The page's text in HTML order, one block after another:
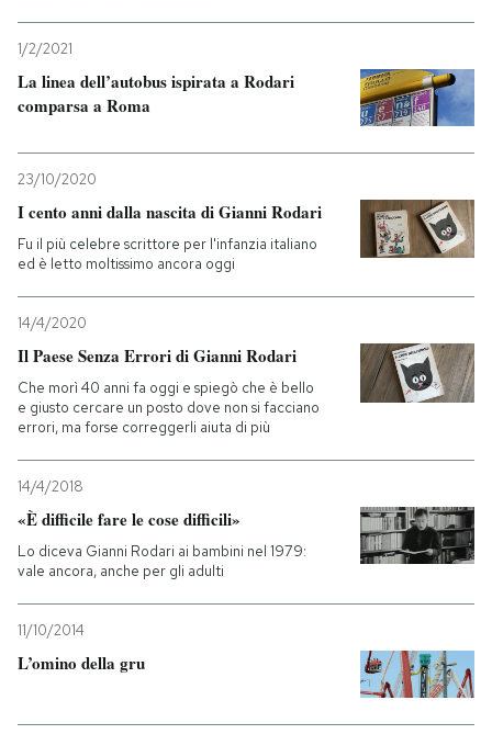
PODCAST
NEWSLETTER
I MIEI PREFERITI
SHOP
CALENDARIO
AREA PERSONALE
Entra
1/2/2021
La linea dell’autobus ispirata a Rodari
comparsa a Roma
23/10/2020
I cento anni dalla nascita di Gianni Rodari
Fu il più celebre scrittore per l'infanzia italiano
ed è letto moltissimo ancora oggi
14/4/2020
Il Paese Senza Errori di Gianni Rodari
Che morì 40 anni fa oggi e spiegò che è bello
e giusto cercare un posto dove non si facciano
errori, ma forse correggerli aiuta di più
14/4/2018
«È difficile fare le cose difficili»
Lo diceva Gianni Rodari ai bambini nel 1979:
vale ancora, anche per gli adulti
11/10/2014
L’omino della gru